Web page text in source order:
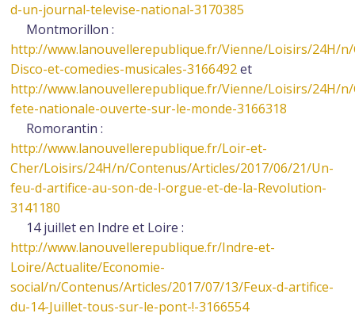
d-un-journal-televise-national-3170385
Montmorillon :
http://www.lanouvellerepublique.fr/Vienne/Loisirs/24H/
Disco-et-comedies-musicales-3166492et
http://www.lanouvellerepublique.fr/Vienne/Loisirs/24H/
fete-nationale-ouverte-sur-le-monde-3166318
Romorantin :
http://www.lanouvellerepublique.fr/Loir-et-
Cher/Loisirs/24H/n/Contenus/Articles/2017/06/21/Un-
feu-d-artifice-au-son-de-l-orgue-et-de-la-Revolution-
3141180
14 juillet en Indre et Loire :
http://www.lanouvellerepublique.fr/Indre-et-
Loire/Actualite/Economie-
social/n/Contenus/Articles/2017/07/13/Feux-d-artifice-
du-14-Juillet-tous-sur-le-pont-!-3166554